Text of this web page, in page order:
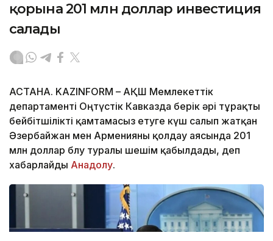
қорына 201 млн доллар инвестиция
салады
АСТАНА. KAZINFORM – АҚШ Мемлекеттік
департаменті Оңтүстік Кавказда берік әрі тұрақты
бейбітшілікті қамтамасыз етуге күш салып жатқан
Әзербайжан мен Арменияны қолдау аясында 201
млн доллар бөлу туралы шешім қабылдады, деп
хабарлайды Анадолу.